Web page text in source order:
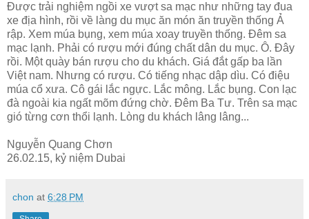
Được trải nghiệm ngồi xe vượt sa mạc như những tay đua
xe địa hình, rồi về làng du mục ăn món ăn truyền thống Ả
rập. Xem múa bụng, xem múa xoay truyền thống. Đêm sa
mạc lạnh. Phải có rượu mới đúng chất dân du mục. Ô. Đây
rồi. Một quày bán rượu cho du khách. Giá đắt gấp ba lần
Việt nam. Nhưng có rượu. Có tiếng nhạc dập dìu. Có điệu
múa cổ xưa. Cô gái lắc ngực. Lắc mông. Lắc bụng. Con lạc
đà ngoài kia ngất mõm đứng chờ. Đêm Ba Tư. Trên sa mạc
gió từng cơn thổi lạnh. Lòng du khách lâng lâng...
Nguyễn Quang Chơn
26.02.15, kỷ niệm Dubai
chon at 6:28 PM